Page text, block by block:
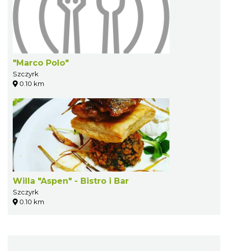
"Marco Polo"
Szczyrk
0.10 km
Willa "Aspen" - Bistro i Bar
Szczyrk
0.10 km